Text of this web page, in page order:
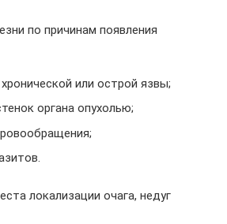
по причинам появления
или острой язвы;
органа опухолью;
локализации очага, недуг